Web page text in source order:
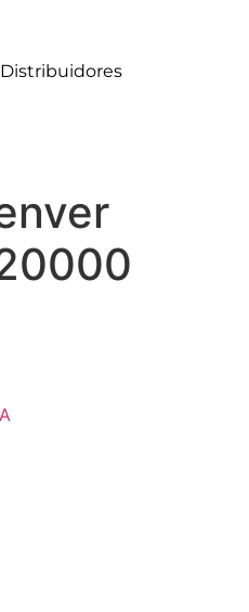
Distribuidores